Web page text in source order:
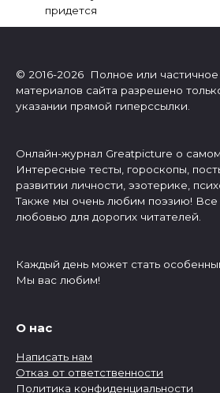
придется
© 2016-2026 Полное или частичное
материалов сайта разрешено
указании прямой гиперссылки.
Онлайн-журнал Greatpicture о
Интересные тесты, гороскопы,
развитии личности, эзотерике,
Также мы очень любим поэзию! Все
любовью для дорогих читателей.
Каждый день может стать
Мы вас любим!
О нас
Написать нам
Отказ от ответственности
Политика конфиденциальности